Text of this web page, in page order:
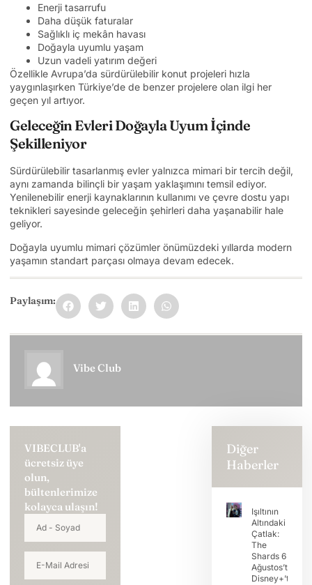
Enerji tasarrufu
Daha düşük faturalar
Sağlıklı iç mekân havası
Doğayla uyumlu yaşam
Uzun vadeli yatırım değeri
Özellikle Avrupa’da sürdürülebilir konut projeleri hızla
yaygınlaşırken Türkiye’de de benzer projelere olan ilgi her
geçen yıl artıyor.
Geleceğin Evleri Doğayla Uyum İçinde
Şekilleniyor
Sürdürülebilir tasarlanmış evler yalnızca mimari bir tercih değil,
aynı zamanda bilinçli bir yaşam yaklaşımını temsil ediyor.
Yenilenebilir enerji kaynaklarının kullanımı ve çevre dostu yapı
teknikleri sayesinde geleceğin şehirleri daha yaşanabilir hale
geliyor.
Doğayla uyumlu mimari çözümler önümüzdeki yıllarda modern
yaşamın standart parçası olmaya devam edecek.
Paylaşım:
Vibe Club
VIBECLUB'a
ücretsiz üye
olun,
bültenlerimize
kolayca ulaşın!
Diğer
Haberler
Işıltının
Altındaki
Çatlak:
The
Shards 6
Ağustos’ta
Disney+’ta